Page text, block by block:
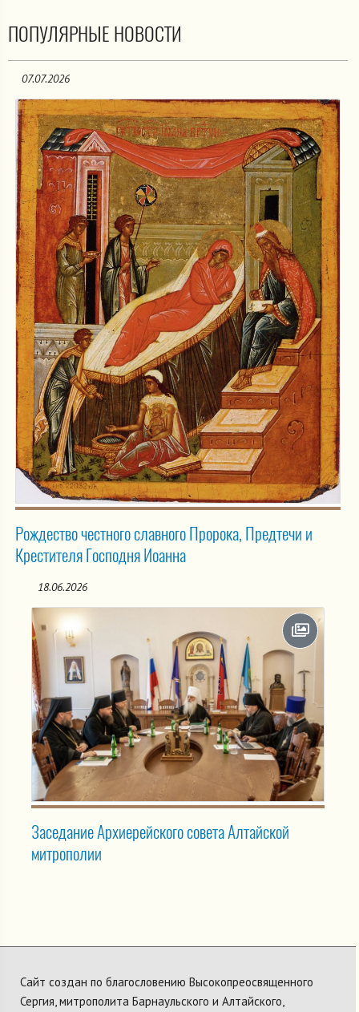
ПОПУЛЯРНЫЕ НОВОСТИ
07.07.2026
Рождество честного славного Пророка, Предтечи и
Крестителя Господня Иоанна
18.06.2026
Заседание Архиерейского совета Алтайской
митрополии
Сайт создан по благословению Высокопреосвященного
Сергия, митрополита Барнаульского и Алтайского,